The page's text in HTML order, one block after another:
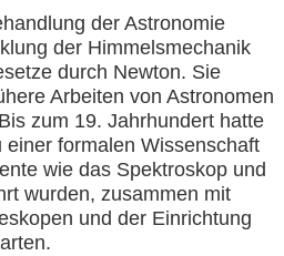
der Astronomie
der Himmelsmechanik
durch Newton. Sie
Arbeiten von Astronomen
zum 19. Jahrhundert hatte
formalen Wissenschaft
wie das Spektroskop und
wurden, zusammen mit
und der Einrichtung